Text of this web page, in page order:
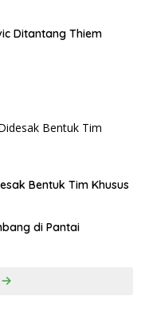
Ditantang Thiem
Bentuk Tim Khusus
di Pantai